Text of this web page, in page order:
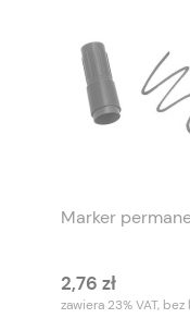
Marker
2,76 zł
zawiera 23% VAT,